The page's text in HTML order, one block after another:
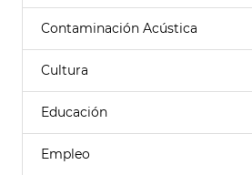
Contaminación Acústica
Cultura
Educación
Empleo